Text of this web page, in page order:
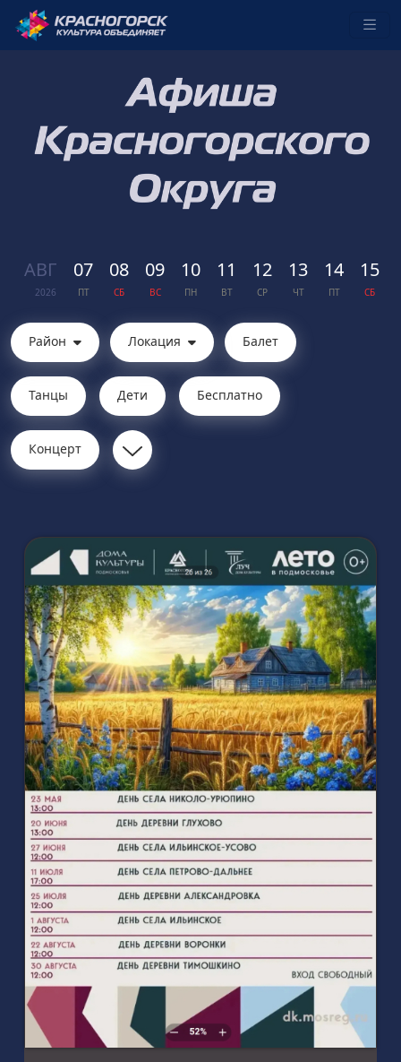
АВГ
2026
07
ПТ
08
СБ
09
ВС
10
ПН
11
ВТ
12
СР
13
ЧТ
14
ПТ
15
СБ
Район Локация Балет
Танцы Дети Бесплатно
Концерт